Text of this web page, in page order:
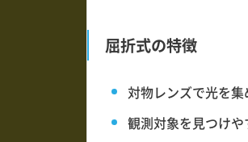
屈折式の特徴
対物レンズで光を
観測対象を見つけや